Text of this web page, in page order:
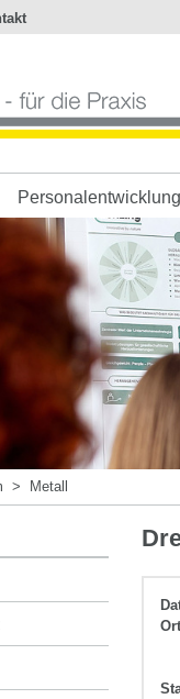
Personalentwicklung
> Metall
Metall